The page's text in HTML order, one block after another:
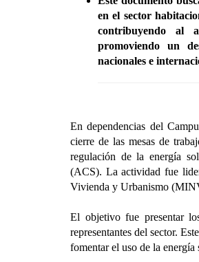
en el sector
contribuyendo al
promoviendo un
nacionales e
En dependencias del
cierre de las mesas de
regulación de la energía
(ACS). La actividad fue
Vivienda y Urbanismo
El objetivo fue presentar
representantes del sector.
fomentar el uso de la